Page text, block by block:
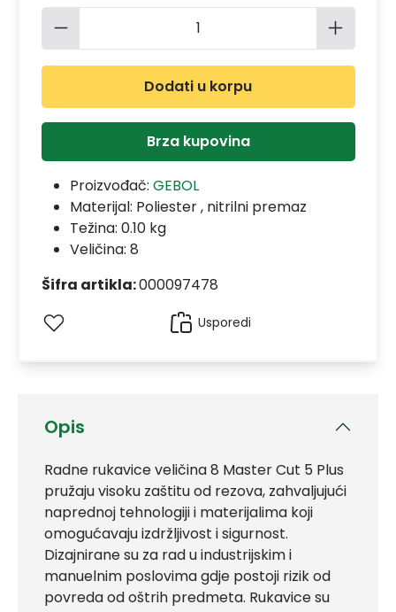
Opis
Radne rukavice veličina 8 Master Cut 5 Plus
pružaju visoku zaštitu od rezova, zahvaljujući
naprednoj tehnologiji i materijalima koji
omogućavaju izdržljivost i sigurnost.
Dizajnirane su za rad u industrijskim i
manuelnim poslovima gdje postoji rizik od
povreda od oštrih predmeta. Rukavice su
Količina proizvoda: Unesite
Dodati u korpu
Brza kupovina
Proizvođač: GEBOL
Materijal: Poliester , nitrilni premaz
Težina: 0.10 kg
Veličina: 8
Šifra artikla:000097478
Usporedi